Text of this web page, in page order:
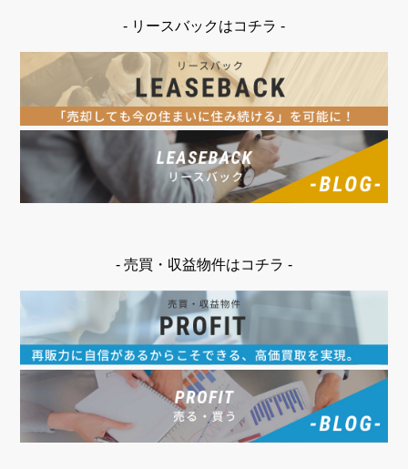
- リースバックはコチラ -
- 売買・収益物件はコチラ -